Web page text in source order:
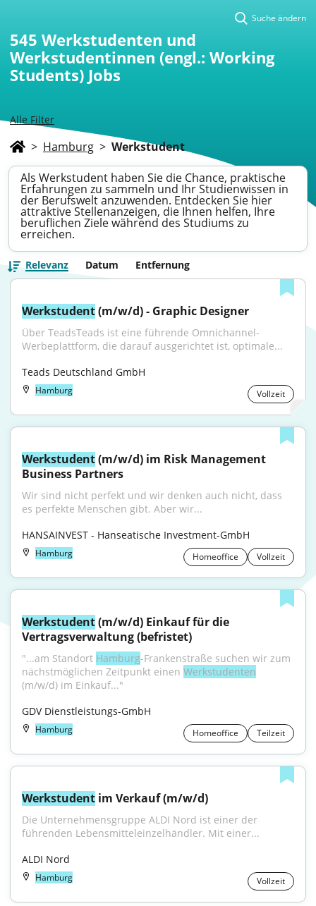
Alle Filter
Suche ändern
545 Werkstudenten und
Werkstudentinnen (engl.: Working
Students) Jobs
> Hamburg > Werkstudent
Als Werkstudent haben Sie die Chance, praktische
Erfahrungen zu sammeln und Ihr Studienwissen in
der Berufswelt anzuwenden. Entdecken Sie hier
attraktive Stellenanzeigen, die Ihnen helfen, Ihre
beruflichen Ziele während des Studiums zu
erreichen.
Relevanz Datum Entfernung
Werkstudent (m/w/d) - Graphic Designer
Über TeadsTeads ist eine führende Omnichannel-
Werbeplattform, die darauf ausgerichtet ist, optimale...
Teads Deutschland GmbH
Hamburg Vollzeit
Werkstudent (m/w/d) im Risk Management
Business Partners
Wir sind nicht perfekt und wir denken auch nicht, dass
es perfekte Menschen gibt. Aber wir...
HANSAINVEST - Hanseatische Investment-GmbH
Hamburg Homeoffice Vollzeit
Werkstudent (m/w/d) Einkauf für die
Vertragsverwaltung (befristet)
"...am Standort Hamburg-Frankenstraße suchen wir zum
nächstmöglichen Zeitpunkt einen Werkstudenten
(m/w/d) im Einkauf..."
GDV Dienstleistungs-GmbH
Hamburg Homeoffice Teilzeit
Werkstudent im Verkauf (m/w/d)
Die Unternehmensgruppe ALDI Nord ist einer der
führenden Lebensmitteleinzelhändler. Mit einer...
ALDI Nord
Hamburg Vollzeit